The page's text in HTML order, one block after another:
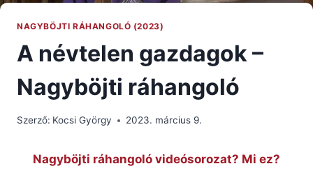
NAGYBÖJTI RÁHANGOLÓ (2023)
A névtelen gazdagok –
Nagyböjti ráhangoló
Szerző: Kocsi György 2023. március 9.
Nagyböjti ráhangoló videósorozat? Mi ez?